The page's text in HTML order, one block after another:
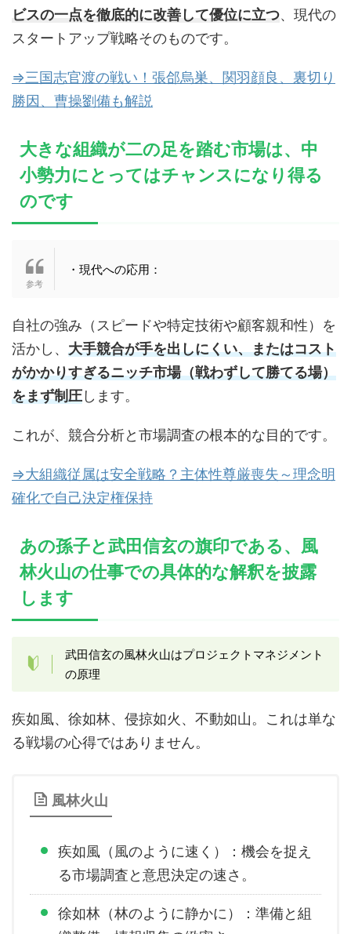
ビスの一点を徹底的に改善して優位に立つ、現代の
スタートアップ戦略そのものです。
⇒三国志官渡の戦い！張郃烏巣、関羽顔良、裏切り
勝因、曹操劉備も解説
大きな組織が二の足を踏む市場は、中
小勢力にとってはチャンスになり得る
のです
・現代への応用：
自社の強み（スピードや特定技術や顧客親和性）を
活かし、 大手競合が手を出しにくい、またはコスト
がかかりすぎるニッチ市場（戦わずして勝てる場）
をまず制圧します。
これが、競合分析と市場調査の根本的な目的です。
⇒大組織従属は安全戦略？主体性尊厳喪失～理念明
確化で自己決定権保持
あの孫子と武田信玄の旗印である、風
林火山の仕事での具体的な解釈を披露
します
武田信玄の風林火山はプロジェクトマネジメント
の原理
疾如風、徐如林、侵掠如火、不動如山。これは単な
る戦場の心得ではありません。
風林火山
疾如風（風のように速く）：機会を捉え
る市場調査と意思決定の速さ。
徐如林（林のように静かに）：準備と組